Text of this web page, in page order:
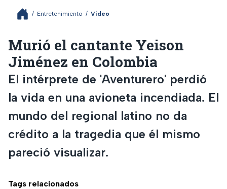
/ Entretenimiento / Video
Murió el cantante Yeison
Jiménez en Colombia
El intérprete de 'Aventurero' perdió
la vida en una avioneta incendiada. El
mundo del regional latino no da
crédito a la tragedia que él mismo
pareció visualizar.
Tags relacionados